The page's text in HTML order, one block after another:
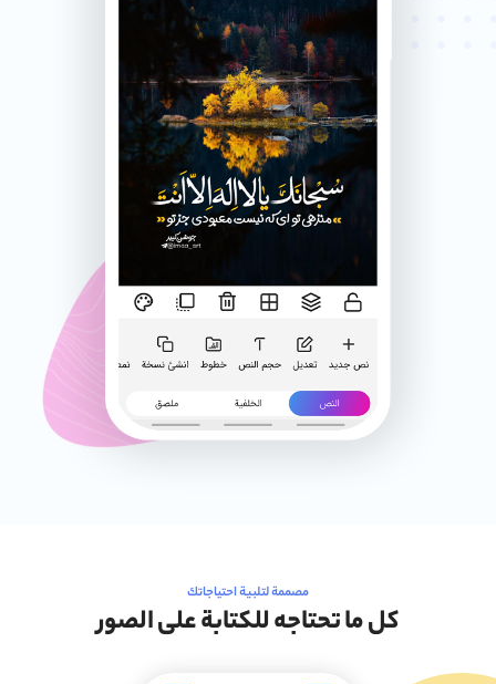
مصممة لتلبية احتياجاتك
كل ما تحتاجه للكتابة على الصور